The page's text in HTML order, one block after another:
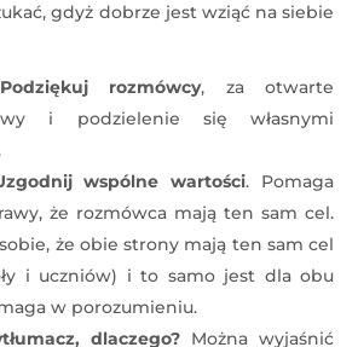
gdyż dobrze jest wziąć na siebie
Podziękuj rozmówcy, za otwarte
i podzielenie się własnymi
wspólne wartości. Pomaga
że rozmówca mają ten sam cel.
że obie strony mają ten sam cel
i uczniów) i to samo jest dla obu
w porozumieniu.
dlaczego? Można wyjaśnić